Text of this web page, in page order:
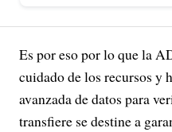
Es por eso por lo que la
cuidado de los recursos y
avanzada de datos para
transfiere se destine a